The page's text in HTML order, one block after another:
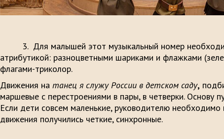
3. Для малышей этот музыкальный номер
атрибутикой: разноцветными шариками и флажками
флагами-триколор.
Движения на танец я служу России в детском саду,
маршевые с перестроениями в пары, в четверки. Основу
Если дети совсем маленькие, руководителю
движения получились